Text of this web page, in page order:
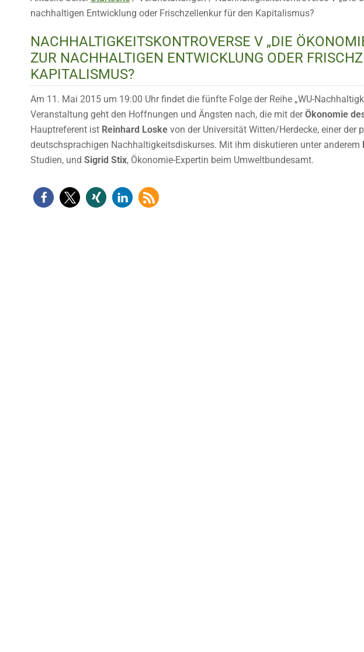
nachhaltigen Entwicklung oder Frischzellenkur für den Kapitalismus?
NACHHALTIGKEITSKONTROVERSE V „DIE
ZUR NACHHALTIGEN ENTWICKLUNG ODER
KAPITALISMUS?
Am 11. Mai 2015 um 19:00 Uhr findet die fünfte Folge der Reihe „WU-
Veranstaltung geht den Hoffnungen und Ängsten nach, die mit derÖkonomie
Hauptreferent ist Reinhard Loske von der Universität Witten/Herdecke, einer der
deutschsprachigen Nachhaltigkeitsdiskurses. Mit ihm diskutieren unter anderem
Studien, und Sigrid Stix, Ökonomie-Expertin beim Umweltbundesamt.